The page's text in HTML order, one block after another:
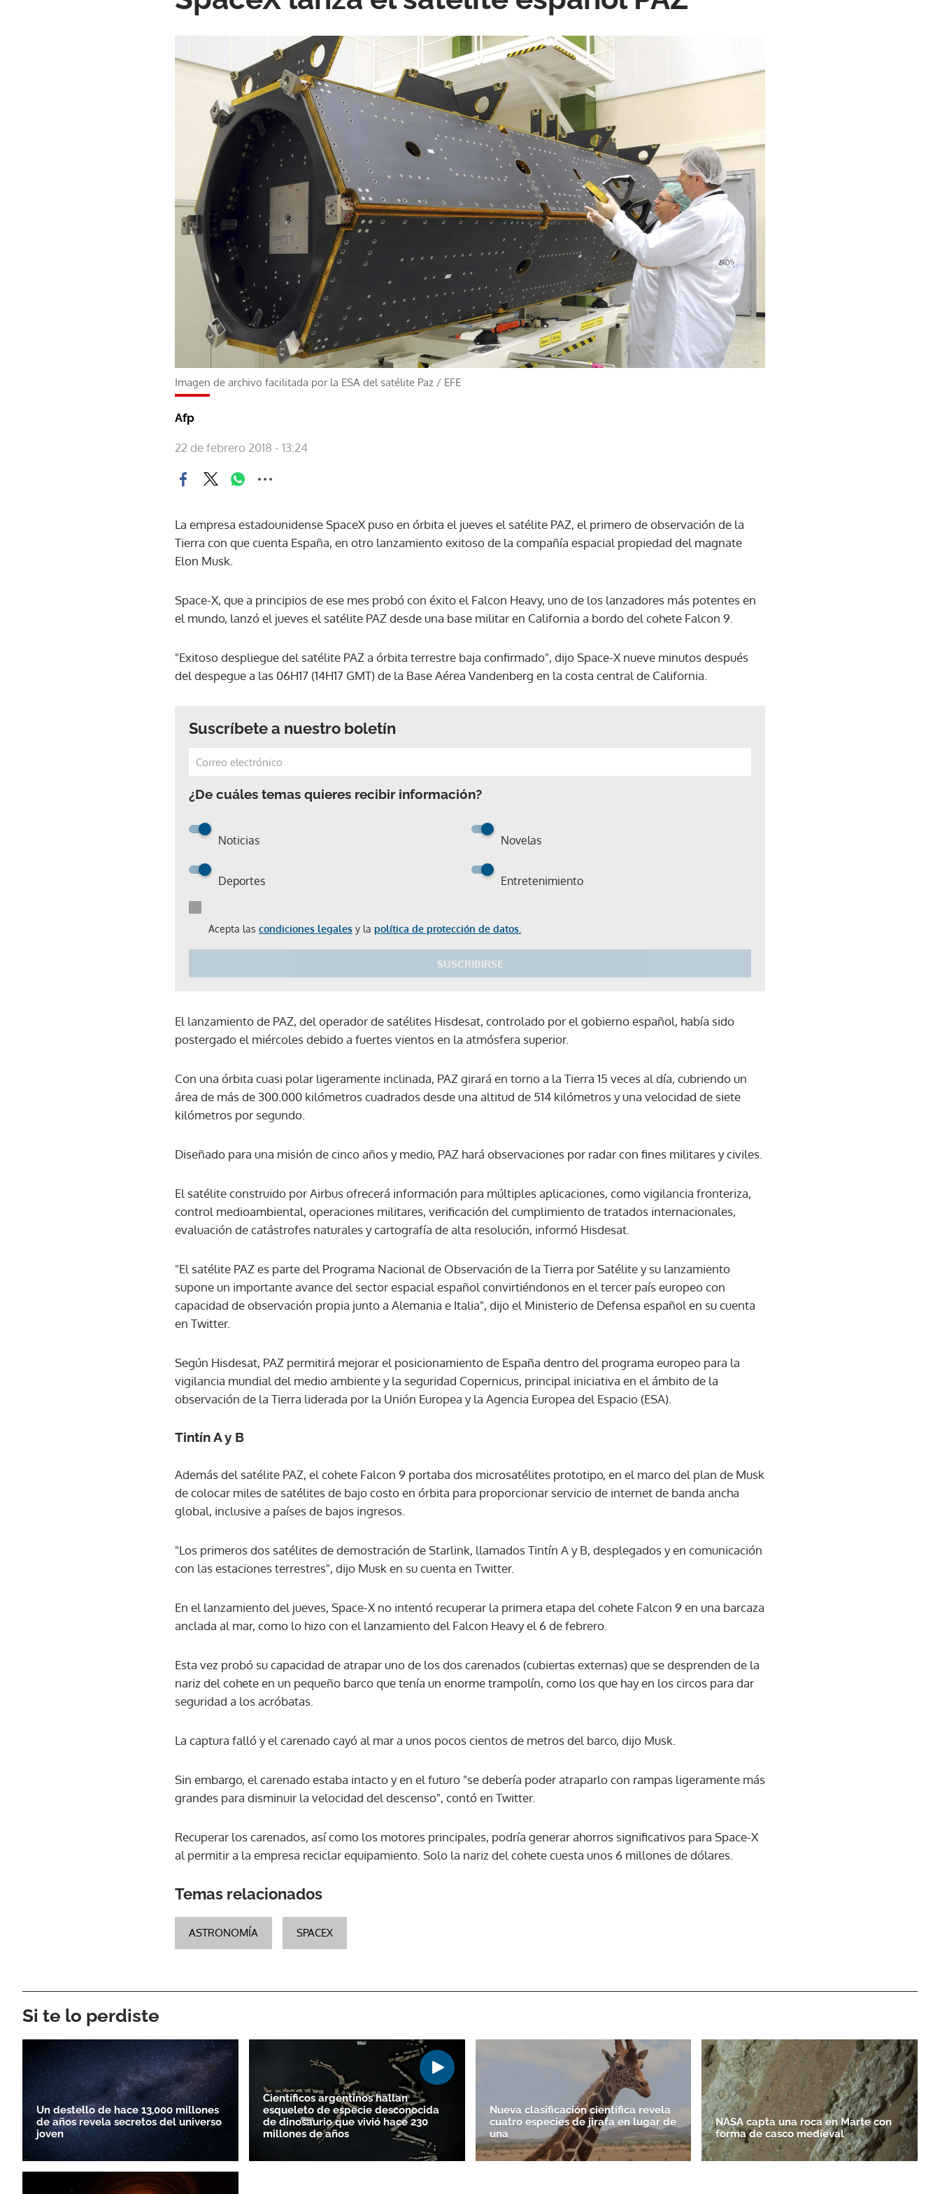
Imagen de archivo facilitada por la ESA del satélite Paz / EFE
Afp
22 de febrero 2018 - 13:24
La empresa estadounidense SpaceX puso en órbita el jueves el satélite PAZ, el primero de observación de la
Tierra con que cuenta España, en otro lanzamiento exitoso de la compañía espacial propiedad del magnate
Elon Musk.
Space-X, que a principios de ese mes probó con éxito el Falcon Heavy, uno de los lanzadores más potentes en
el mundo, lanzó el jueves el satélite PAZ desde una base militar en California a bordo del cohete Falcon 9.
"Exitoso despliegue del satélite PAZ a órbita terrestre baja confirmado", dijo Space-X nueve minutos después
del despegue a las 06H17 (14H17 GMT) de la Base Aérea Vandenberg en la costa central de California.
Suscríbete a nuestro boletín
¿De cuáles temas quieres recibir información?
Noticias Novelas
Deportes Entretenimiento
Acepta las condiciones legales y la política de protección de datos.
SUSCRIBIRSE
ACEPTAR
El lanzamiento de PAZ, del operador de satélites Hisdesat, controlado por el gobierno español, había sido
postergado el miércoles debido a fuertes vientos en la atmósfera superior.
Con una órbita cuasi polar ligeramente inclinada, PAZ girará en torno a la Tierra 15 veces al día, cubriendo un
área de más de 300.000 kilómetros cuadrados desde una altitud de 514 kilómetros y una velocidad de siete
kilómetros por segundo.
Diseñado para una misión de cinco años y medio, PAZ hará observaciones por radar con fines militares y civiles.
El satélite construido por Airbus ofrecerá información para múltiples aplicaciones, como vigilancia fronteriza,
control medioambiental, operaciones militares, verificación del cumplimiento de tratados internacionales,
evaluación de catástrofes naturales y cartografía de alta resolución, informó Hisdesat.
"El satélite PAZ es parte del Programa Nacional de Observación de la Tierra por Satélite y su lanzamiento
supone un importante avance del sector espacial español convirtiéndonos en el tercer país europeo con
capacidad de observación propia junto a Alemania e Italia", dijo el Ministerio de Defensa español en su cuenta
en Twitter.
Según Hisdesat, PAZ permitirá mejorar el posicionamiento de España dentro del programa europeo para la
vigilancia mundial del medio ambiente y la seguridad Copernicus, principal iniciativa en el ámbito de la
observación de la Tierra liderada por la Unión Europea y la Agencia Europea del Espacio (ESA).
Tintín A y B
Además del satélite PAZ, el cohete Falcon 9 portaba dos microsatélites prototipo, en el marco del plan de Musk
de colocar miles de satélites de bajo costo en órbita para proporcionar servicio de internet de banda ancha
global, inclusive a países de bajos ingresos.
"Los primeros dos satélites de demostración de Starlink, llamados Tintín A y B, desplegados y en comunicación
con las estaciones terrestres", dijo Musk en su cuenta en Twitter.
En el lanzamiento del jueves, Space-X no intentó recuperar la primera etapa del cohete Falcon 9 en una barcaza
anclada al mar, como lo hizo con el lanzamiento del Falcon Heavy el 6 de febrero.
Esta vez probó su capacidad de atrapar uno de los dos carenados (cubiertas externas) que se desprenden de la
nariz del cohete en un pequeño barco que tenía un enorme trampolín, como los que hay en los circos para dar
seguridad a los acróbatas.
La captura falló y el carenado cayó al mar a unos pocos cientos de metros del barco, dijo Musk.
Sin embargo, el carenado estaba intacto y en el futuro "se debería poder atraparlo con rampas ligeramente más
grandes para disminuir la velocidad del descenso", contó en Twitter.
Recuperar los carenados, así como los motores principales, podría generar ahorros significativos para Space-X
al permitir a la empresa reciclar equipamiento. Solo la nariz del cohete cuesta unos 6 millones de dólares.
Temas relacionados
ASTRONOMÍA SPACEX
Si te lo perdiste
Un destello de hace 13,000 millones
de años revela secretos del universo
joven
Científicos argentinos hallan
esqueleto de especie desconocida
de dinosaurio que vivió hace 230
millones de años
Nueva clasificación científica revela
cuatro especies de jirafa en lugar de
una
NASA capta una roca en Marte con
forma de casco medieval